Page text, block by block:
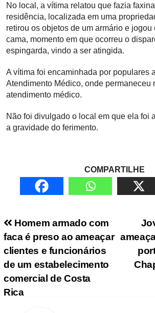
No local, a vítima relatou que fazia
residência, localizada em uma
retirou os objetos de um armário e jogou
cama, momento em que ocorreu o
espingarda, vindo a ser atingida.
A vítima foi encaminhada por populares
Atendimento Médico, onde permaneceu
atendimento médico.
Não foi divulgado o local em que ela foi
a gravidade do ferimento.
COMPARTILHE
Navegação de Post
Homem armado com
faca é preso ao ameaçar
clientes e funcionários
de um estabelecimento
comercial de Costa
Rica